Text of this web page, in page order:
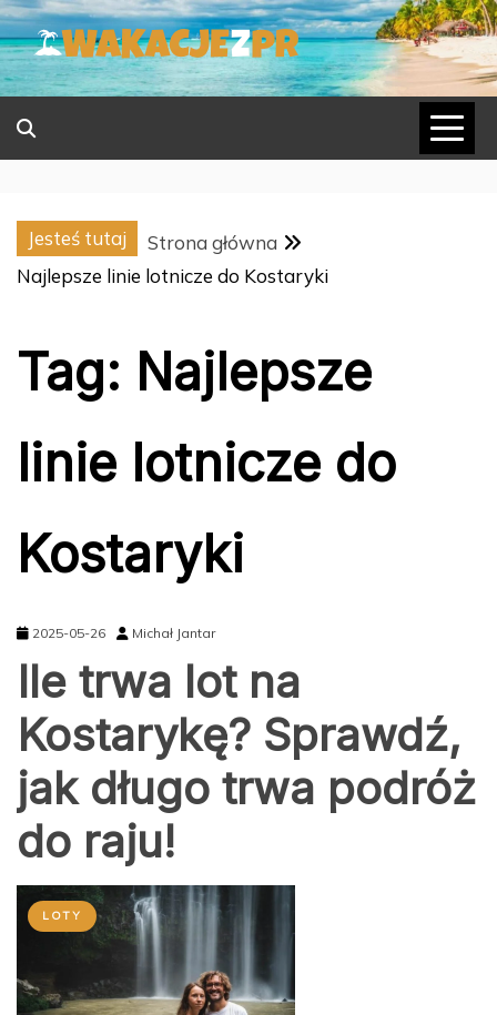
Skip
to
content
Jesteś tutaj
Strona główna
Najlepsze linie lotnicze do Kostaryki
Tag: Najlepsze
linie lotnicze do
Kostaryki
2025-05-26 Michał Jantar
Ile trwa lot na
Kostarykę? Sprawdź,
jak długo trwa podróż
do raju!
LOTY